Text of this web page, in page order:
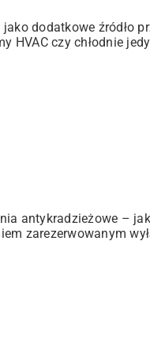
dodatkowe źródło
czy chłodnie
antykradzieżowe –
zarezerwowanym